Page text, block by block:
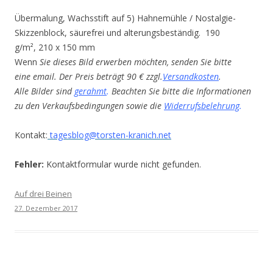
Übermalung, Wachsstift auf 5) Hahnemühle / Nostalgie-
Skizzenblock, säurefrei und alterungsbeständig. 190
g/m², 210 x 150 mm
Wenn Sie dieses Bild erwerben möchten, senden Sie bitte
eine email. Der Preis beträgt 90 € zzgl.Versandkosten.
Alle Bilder sind gerahmt. Beachten Sie bitte die Informationen
zu den Verkaufsbedingungen sowie die Widerrufsbelehrung.
Kontakt: tagesblog@torsten-kranich.net
Fehler: Kontaktformular wurde nicht gefunden.
Auf drei Beinen
27. Dezember 2017